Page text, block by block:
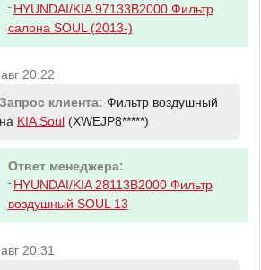
- HYUNDAI/KIA 97133B2000 Фильтр
салона SOUL (2013-)
20:22
Запрос клиента: Фильтр воздушный
на KIA Soul (XWEJP8*****)
Ответ менеджера:
- HYUNDAI/KIA 28113B2000 Фильтр
воздушный SOUL 13
20:31